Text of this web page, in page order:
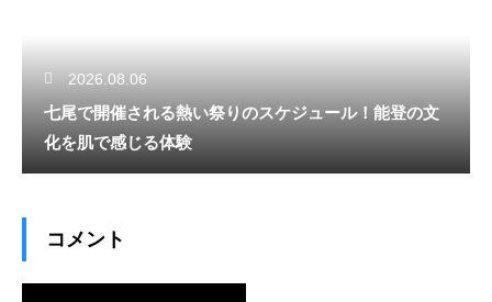
2026.08.06
七尾で開催される熱い祭りのスケジュール！能登の文
化を肌で感じる体験
コメント